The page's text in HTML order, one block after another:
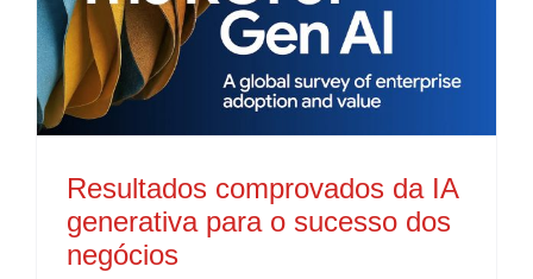
Resultados comprovados da IA
generativa para o sucesso dos
negócios